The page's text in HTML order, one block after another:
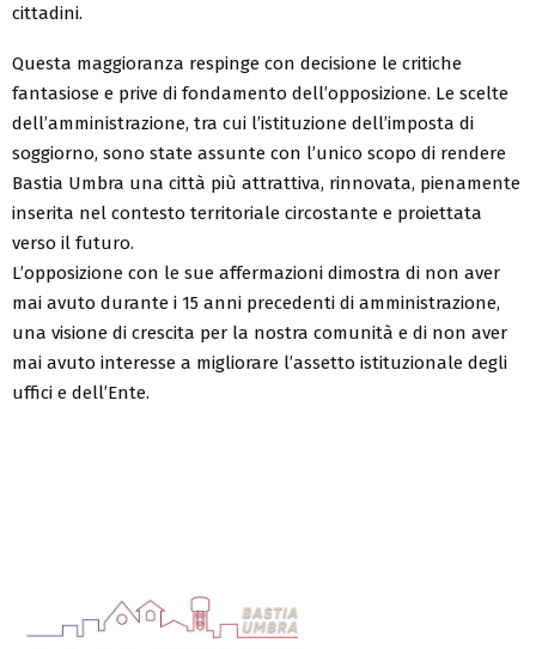
cittadini.
Questa maggioranza respinge con decisione le critiche
fantasiose e prive di fondamento dell’opposizione. Le scelte
dell’amministrazione, tra cui l’istituzione dell’imposta di
soggiorno, sono state assunte con l’unico scopo di rendere
Bastia Umbra una città più attrattiva, rinnovata, pienamente
inserita nel contesto territoriale circostante e proiettata
verso il futuro.
L’opposizione con le sue affermazioni dimostra di non aver
mai avuto durante i 15 anni precedenti di amministrazione,
una visione di crescita per la nostra comunità e di non aver
mai avuto interesse a migliorare l’assetto istituzionale degli
uffici e dell’Ente.